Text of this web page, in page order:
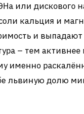
или дискового
кальция и
и
– тем активнее
именно
львиную долю